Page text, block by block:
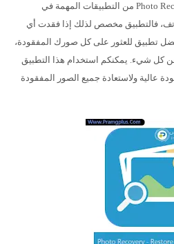
يعد تطبيق Photo Recovery - Restore Image من التطبيقات المهمة في
فالتطبيق مخصص لذلك إذا فقدت أي
تطبيق للعثور على كل صورك المفقودة،
كل شيء. يمكنكم استخدام هذا التطبيق
عالية ولاستعادة جميع الصور المفقودة